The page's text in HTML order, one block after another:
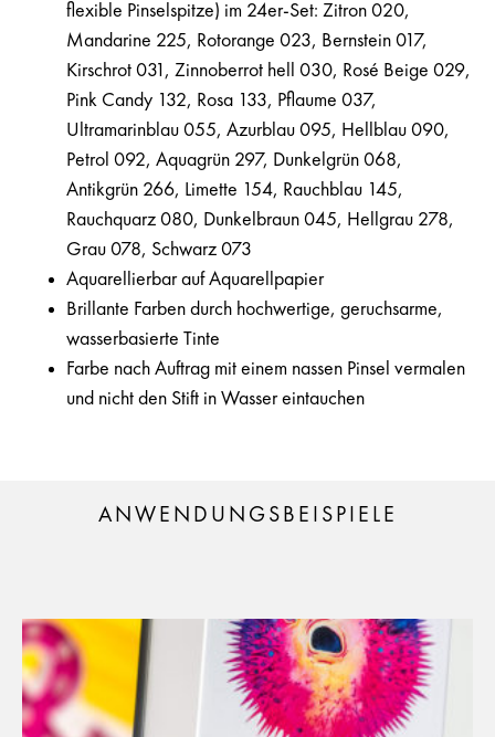
flexible Pinselspitze) im 24er-Set: Zitron 020,
Mandarine 225, Rotorange 023, Bernstein 017,
Kirschrot 031, Zinnoberrot hell 030, Rosé Beige 029,
Pink Candy 132, Rosa 133, Pflaume 037,
Ultramarinblau 055, Azurblau 095, Hellblau 090,
Petrol 092, Aquagrün 297, Dunkelgrün 068,
Antikgrün 266, Limette 154, Rauchblau 145,
Rauchquarz 080, Dunkelbraun 045, Hellgrau 278,
Grau 078, Schwarz 073
Aquarellierbar auf Aquarellpapier
Brillante Farben durch hochwertige, geruchsarme,
wasserbasierte Tinte
Farbe nach Auftrag mit einem nassen Pinsel vermalen
und nicht den Stift in Wasser eintauchen
ANWENDUNGSBEISPIELE